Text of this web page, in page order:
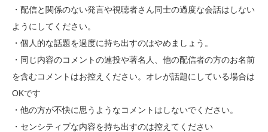
・配信と関係のない発言や視聴者さん同士の過度な会話はしない
ようにしてください。
・個人的な話題を過度に持ち出すのはやめましょう。
・同じ内容のコメントの連投や著名人、他の配信者の方のお名前
を含むコメントはお控えください。オレが話題にしている場合は
OKです
・他の方が不快に思うようなコメントはしないでください。
・センシティブな内容を持ち出すのは控えてください